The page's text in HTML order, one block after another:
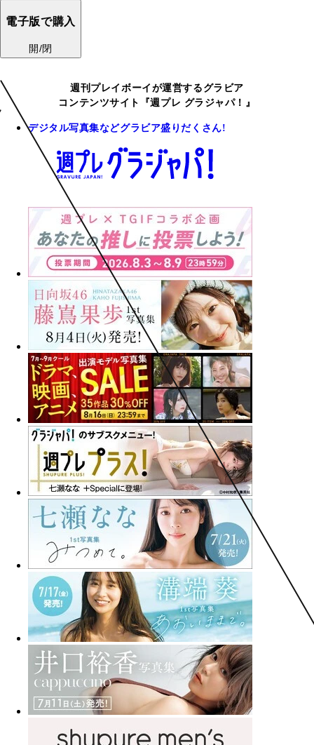
電子版で購入
開/閉
週刊プレイボーイが運営するグラビア
コンテンツサイト『週プレ グラジャパ！』
デジタル写真集などグラビア盛りだくさん!